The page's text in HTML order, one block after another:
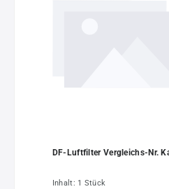
DF-Luftfilter Vergleichs-Nr.
Inhalt: 1 Stück